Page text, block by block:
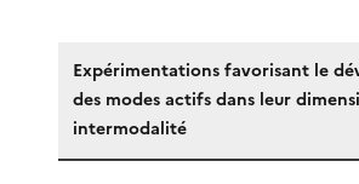
Expérimentations favorisant le
des modes actifs dans leur
intermodalité